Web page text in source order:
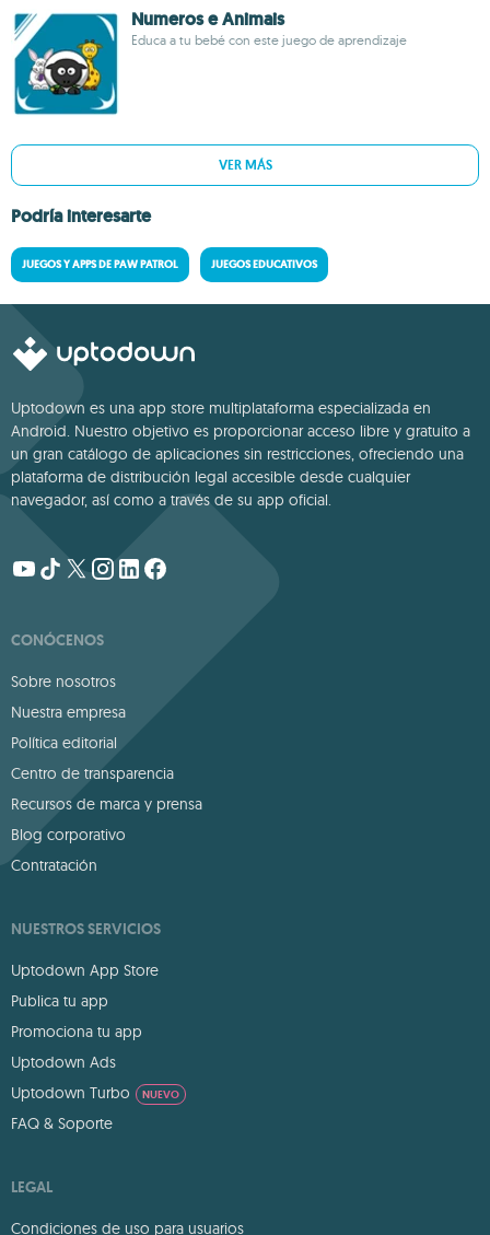
Numeros e Animais
Educa a tu bebé con este juego de aprendizaje
VER MÁS
Podría interesarte
JUEGOS Y APPS DE PAW PATROL JUEGOS EDUCATIVOS
Uptodown es una app store multiplataforma especializada en
Android. Nuestro objetivo es proporcionar acceso libre y gratuito a
un gran catálogo de aplicaciones sin restricciones, ofreciendo una
plataforma de distribución legal accesible desde cualquier
navegador, así como a través de su app oficial.
CONÓCENOS
Sobre nosotros
Nuestra empresa
Política editorial
Centro de transparencia
Recursos de marca y prensa
Blog corporativo
Contratación
NUESTROS SERVICIOS
Uptodown App Store
Publica tu app
Promociona tu app
Uptodown Ads
Uptodown Turbo
NUEVO
FAQ & Soporte
LEGAL
Condiciones de uso para usuarios